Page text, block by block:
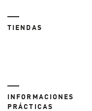
TIENDAS
INFORMACIONES
PRÁCTICAS